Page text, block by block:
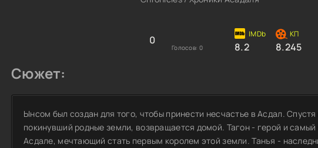
0
Голосов: 0 8.2 8.245
Сюжет:
Ынсом был создан для того, чтобы принести несчастье в Асдал.
покинувший родные земли, возвращается домой. Тагон - герой и
Асдале, мечтающий стать первым королем этой земли. Танъя -